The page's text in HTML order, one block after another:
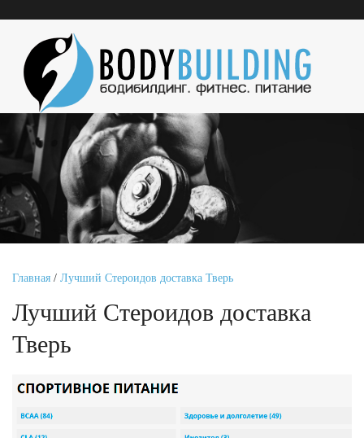
Главная / Лучший Стероидов доставка Тверь
Лучший Стероидов доставка
Тверь